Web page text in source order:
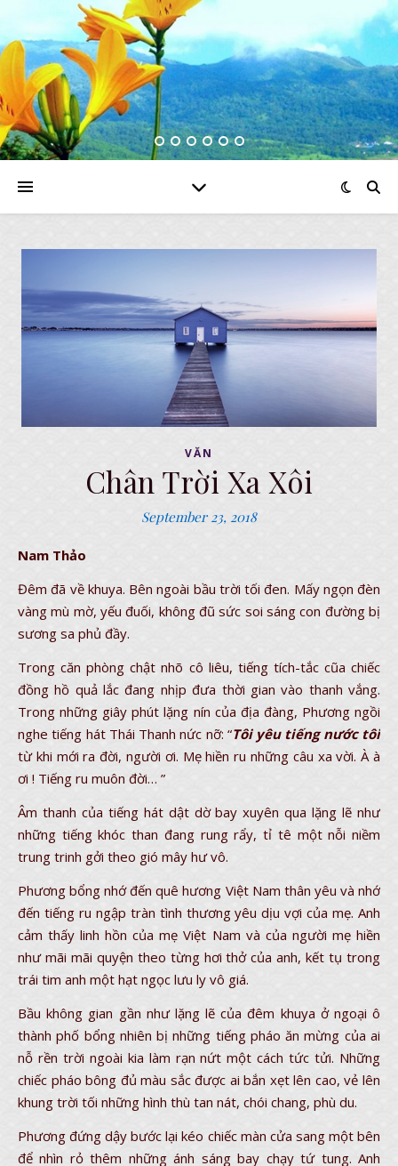
VĂN
Chân Trời Xa Xôi
September 23, 2018
Nam Thảo
Đêm đã về khuya. Bên ngoài bầu trời tối đen. Mấy ngọn đèn
vàng mù mờ, yếu đuối, không đũ sức soi sáng con đường bị
sương sa phủ đầy.
Trong căn phòng chật nhõ cô liêu, tiếng tích-tắc cũa chiếc
đồng hồ quả lắc đang nhịp đưa thời gian vào thanh vắng.
Trong những giây phút lặng nín của địa đàng, Phương ngồi
nghe tiếng hát Thái Thanh nức nỡ: “Tôi yêu tiếng nước tôi
từ khi mới ra đời, người ơi. Mẹ hiền ru những câu xa vời. À à
ơi ! Tiếng ru muôn đời… ”
Âm thanh của tiếng hát dật dờ bay xuyên qua lặng lẽ như
những tiếng khóc than đang rung rẩy, tỉ tê một nỗi niềm
trung trinh gởi theo gió mây hư vô.
Phương bổng nhớ đến quê hương Việt Nam thân yêu và nhớ
đến tiếng ru ngập tràn tình thương yêu dịu vợi của mẹ. Anh
cảm thấy linh hồn của mẹ Việt Nam và của người mẹ hiền
như mãi mãi quyện theo từng hơi thở của anh, kết tụ trong
trái tim anh một hạt ngọc lưu ly vô giá.
Bầu không gian gần như lặng lẽ của đêm khuya ở ngoại ô
thành phố bổng nhiên bị những tiếng pháo ăn mừng của ai
nỗ rền trời ngoài kia làm rạn nứt một cách tức tửi. Những
chiếc pháo bông đủ màu sắc được ai bắn xẹt lên cao, vẻ lên
khung trời tối những hình thù tan nát, chói chang, phù du.
Phương đứng dậy bước lại kéo chiếc màn cửa sang một bên
để nhìn rỏ thêm những ánh sáng bay chạy tứ tung. Anh